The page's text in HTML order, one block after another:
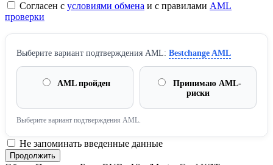
Согласен с условиями обмена и с правилами AML
проверки
Выберите вариант подтверждения AML: Bestchange AML
AML пройден
Принимаю AML-
риски
Выберите вариант подтверждения AML.
Не запоминать введенные данные